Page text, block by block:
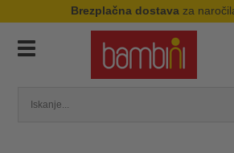
Brezplačna dostava za